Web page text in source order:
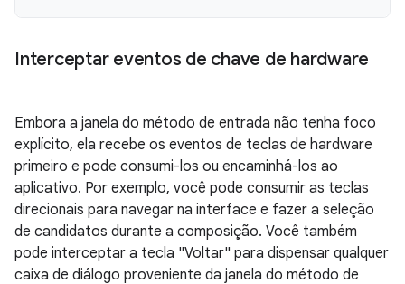
Interceptar eventos de chave de hardware
Embora a janela do método de entrada não tenha foco
explícito, ela recebe os eventos de teclas de hardware
primeiro e pode consumi-los ou encaminhá-los ao
aplicativo. Por exemplo, você pode consumir as teclas
direcionais para navegar na interface e fazer a seleção
de candidatos durante a composição. Você também
pode interceptar a tecla "Voltar" para dispensar qualquer
caixa de diálogo proveniente da janela do método de